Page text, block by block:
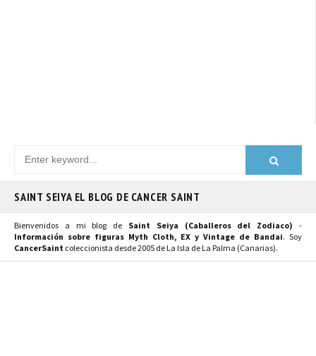
SAINT SEIYA EL BLOG DE CANCER SAINT
Bienvenidos a mi blog de Saint Seiya (Caballeros del Zodiaco) -
Información sobre figuras Myth Cloth, EX y Vintage de Bandai. Soy
CancerSaint coleccionista desde 2005 de La Isla de La Palma (Canarias).